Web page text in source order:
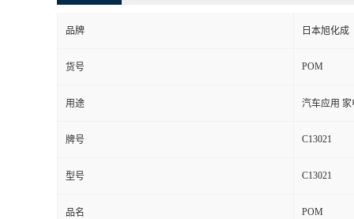
品牌 日本旭化成
货号 POM
用途 汽车应用 家
牌号 C13021
型号 C13021
品名 POM